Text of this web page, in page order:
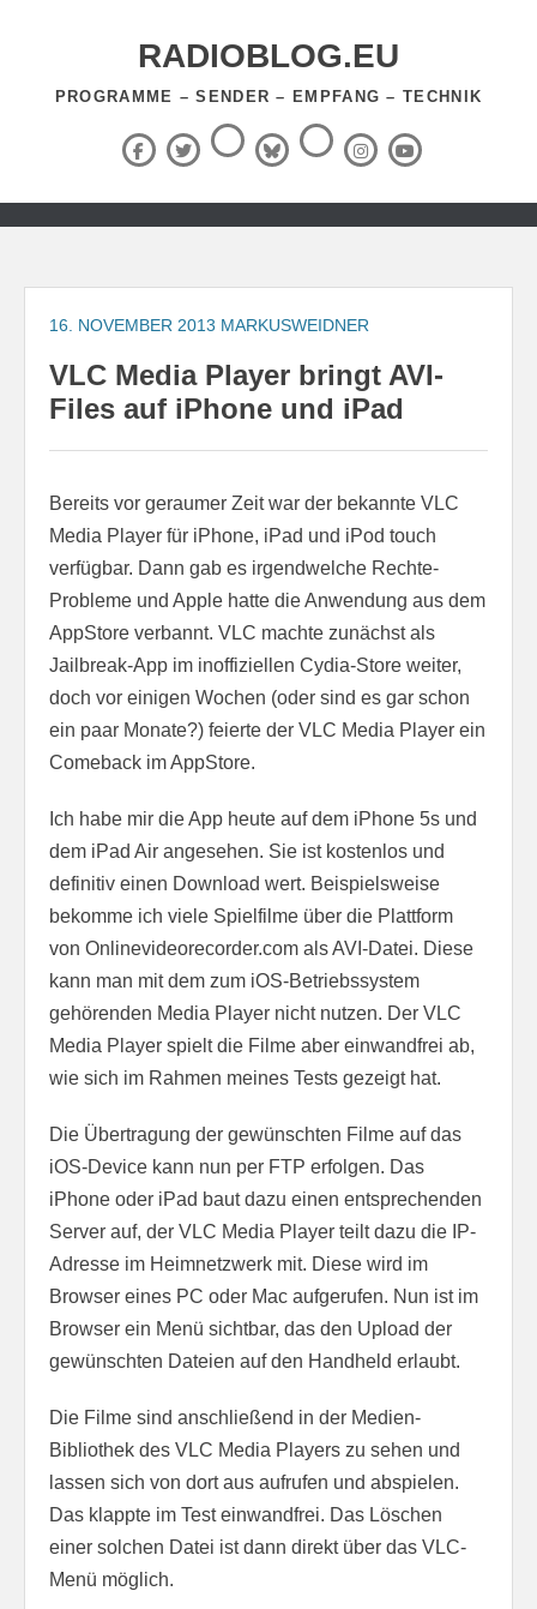
RADIOBLOG.EU
PROGRAMME – SENDER – EMPFANG – TECHNIK
Facebook
X
(Twitter)
ThreadsBlueSky
RSS-
Feed InstagramYouTube
Zum
springen
16. NOVEMBER 2013 MARKUSWEIDNER
VLC Media Player bringt AVI-
Files auf iPhone und iPad
Bereits vor geraumer Zeit war der bekannte VLC
Media Player für iPhone, iPad und iPod touch
verfügbar. Dann gab es irgendwelche Rechte-
Probleme und Apple hatte die Anwendung aus dem
AppStore verbannt. VLC machte zunächst als
Jailbreak-App im inoffiziellen Cydia-Store weiter,
doch vor einigen Wochen (oder sind es gar schon
ein paar Monate?) feierte der VLC Media Player ein
Comeback im AppStore.
Ich habe mir die App heute auf dem iPhone 5s und
dem iPad Air angesehen. Sie ist kostenlos und
definitiv einen Download wert. Beispielsweise
bekomme ich viele Spielfilme über die Plattform
von Onlinevideorecorder.com als AVI-Datei. Diese
kann man mit dem zum iOS-Betriebssystem
gehörenden Media Player nicht nutzen. Der VLC
Media Player spielt die Filme aber einwandfrei ab,
wie sich im Rahmen meines Tests gezeigt hat.
Die Übertragung der gewünschten Filme auf das
iOS-Device kann nun per FTP erfolgen. Das
iPhone oder iPad baut dazu einen entsprechenden
Server auf, der VLC Media Player teilt dazu die IP-
Adresse im Heimnetzwerk mit. Diese wird im
Browser eines PC oder Mac aufgerufen. Nun ist im
Browser ein Menü sichtbar, das den Upload der
gewünschten Dateien auf den Handheld erlaubt.
Die Filme sind anschließend in der Medien-
Bibliothek des VLC Media Players zu sehen und
lassen sich von dort aus aufrufen und abspielen.
Das klappte im Test einwandfrei. Das Löschen
einer solchen Datei ist dann direkt über das VLC-
Menü möglich.